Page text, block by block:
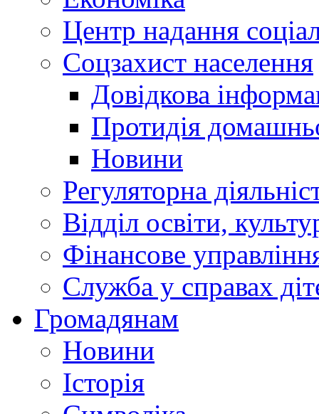
Центр надання
Соцзахист населення
Довідкова
Протидія
Новини
Регуляторна
Відділ освіти,
Фінансове
Служба у справах
Громадянам
Новини
Історія